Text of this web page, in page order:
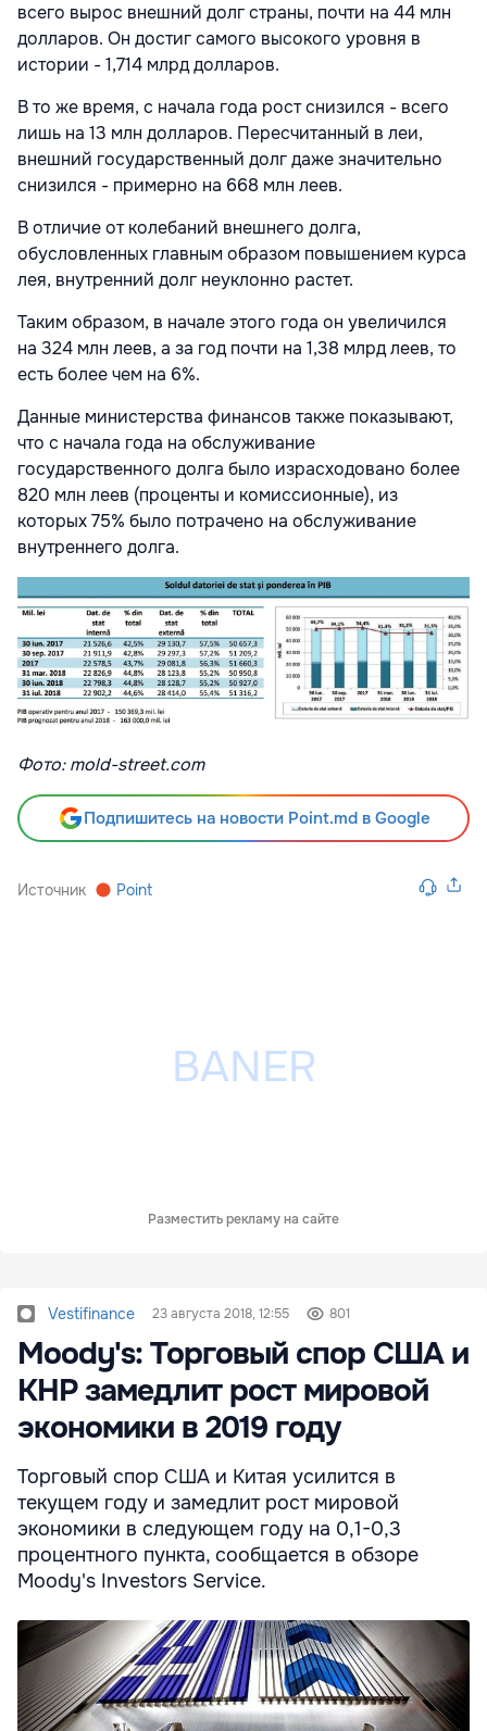
всего вырос внешний долг страны, почти на 44 млн
долларов. Он достиг самого высокого уровня в
истории - 1,714 млрд долларов.
В то же время, с начала года рост снизился - всего
лишь на 13 млн долларов. Пересчитанный в леи,
внешний государственный долг даже значительно
снизился - примерно на 668 млн леев.
В отличие от колебаний внешнего долга,
обусловленных главным образом повышением курса
лея, внутренний долг неуклонно растет.
Таким образом, в начале этого года он увеличился
на 324 млн леев, а за год почти на 1,38 млрд леев, то
есть более чем на 6%.
Данные министерства финансов также показывают,
что с начала года на обслуживание
государственного долга было израсходовано более
820 млн леев (проценты и комиссионные), из
которых 75% было потрачено на обслуживание
внутреннего долга.
Фото: mold-street.com
Подпишитесь на новости Point.md в Google
Источник Point
Разместить рекламу на сайте
Vestifinance 23 августа 2018, 12:55 801
Moody's: Торговый спор США и
КНР замедлит рост мировой
экономики в 2019 году
Торговый спор США и Китая усилится в
текущем году и замедлит рост мировой
экономики в следующем году на 0,1-0,3
процентного пункта, сообщается в обзоре
Moody's Investors Service.